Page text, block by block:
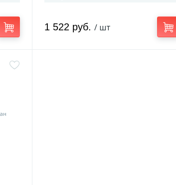
1 522 руб. / шт